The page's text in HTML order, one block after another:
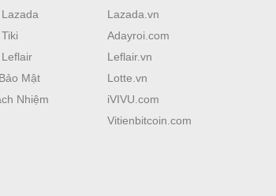
Mật
Nhiệm
Lazada.vn
Adayroi.com
Leflair.vn
Lotte.vn
iVIVU.com
Vitienbitcoin.com